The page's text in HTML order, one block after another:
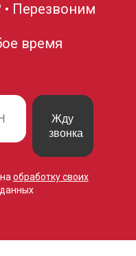
Перезвоним
время
Жду
звонка
обработку своих